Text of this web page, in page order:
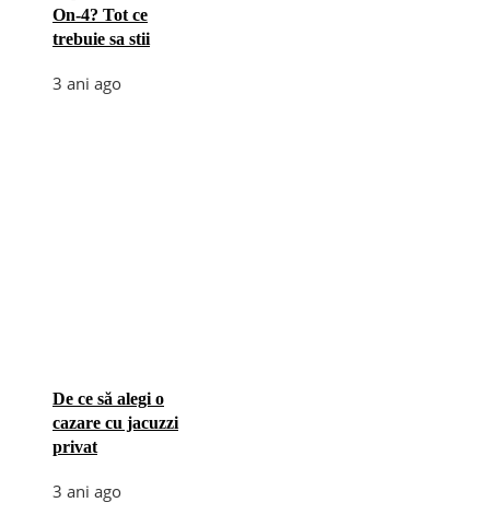
On-4? Tot ce
trebuie sa stii
3 ani ago
De ce să alegi o
cazare cu jacuzzi
privat
3 ani ago